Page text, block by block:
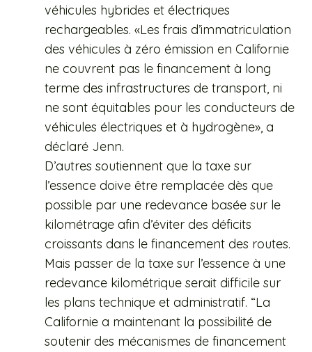
véhicules hybrides et électriques
rechargeables. «Les frais d’immatriculation
des véhicules à zéro émission en Californie
ne couvrent pas le financement à long
terme des infrastructures de transport, ni
ne sont équitables pour les conducteurs de
véhicules électriques et à hydrogène», a
déclaré Jenn.
D’autres soutiennent que la taxe sur
l’essence doive être remplacée dès que
possible par une redevance basée sur le
kilométrage afin d’éviter des déficits
croissants dans le financement des routes.
Mais passer de la taxe sur l’essence à une
redevance kilométrique serait difficile sur
les plans technique et administratif. “La
Californie a maintenant la possibilité de
soutenir des mécanismes de financement